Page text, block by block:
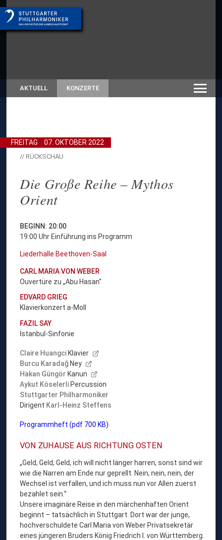
AKTUELL KONZERTE
FREITAG 07. OKTOBER 2022
// RÜCKSCHAU
Die Große Reihe – Mythos
Orient
BEGINN: 20:00
19:00 Uhr Einführung ins Programm
Liederhalle Beethoven-Saal
CARL MARIA VON WEBER
Ouvertüre zu „Abu Hasan″
EDVARD GRIEG
Klavierkonzert a-Moll
FAZIL SAY
Istanbul-Sinfonie
Claire HuangciKlavier
Burcu KaradağNey
Hakan Güngör Kanun
Aykut KöselerliPercussion
Stuttgarter Philharmoniker
Dirigent Karl-Heinz Steffens
Programmheft (pdf 700 KB)
VON ZUHAUSE AUS RICHTUNG OSTEN
„Geld, Geld, Geld, ich will nicht länger harren, sonst sind wir
wie die Narren am Ende nur geprellt. Nein, nein, nein, der
Wechsel ist verfallen, und ich muss nun vor Allen zuerst
bezahlet sein.“
Unsere imaginäre Reise in den märchenhaften Orient
beginnt – tatsächlich in Stuttgart. Dort war der junge,
hochverschuldete Carl Maria von Weber Privatsekretär
eines jüngeren Bruders König Friedrich I. von Württemberg.